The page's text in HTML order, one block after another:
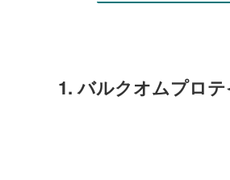
1. バルクオムプロ